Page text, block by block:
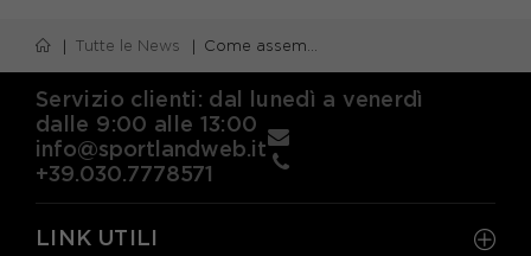
Tutte le News Come assemblare la bicicletta acquistata online da Sportland?
Servizio clienti: dal lunedì a venerdì
dalle 9:00 alle 13:00
info@sportlandweb.it
+39.030.7778571
LINK UTILI